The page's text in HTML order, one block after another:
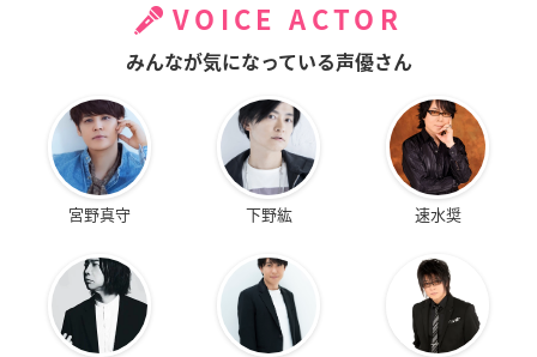
VOICE ACTOR
みんなが気になっている声優さん
宮野真守 下野紘 速水奨